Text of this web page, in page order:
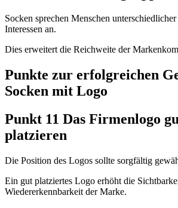
Socken sprechen Menschen
Interessen an.
Dies erweitert die Reichweite der
Punkte zur erfolgreichen
Socken mit Logo
Punkt 11 Das Firmenlogo
platzieren
Die Position des Logos sollte sorgfältig
Ein gut platziertes Logo erhöht die
Wiedererkennbarkeit der Marke.